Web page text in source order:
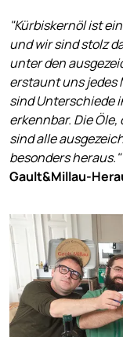
"Kürbiskernöl ist
und wir sind stolz
unter den
erstaunt uns jedes
sind Unterschiede
erkennbar. Die
sind alle
besonders heraus."
Gault&Millau-